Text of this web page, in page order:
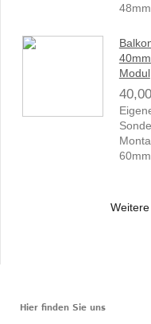
Modul
Hier finden Sie uns